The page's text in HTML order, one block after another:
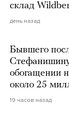
склад
день назад
Бывшего
обогащении
около 25
19 часов назад